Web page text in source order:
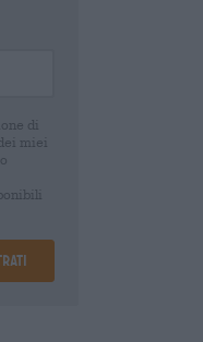
di
miei